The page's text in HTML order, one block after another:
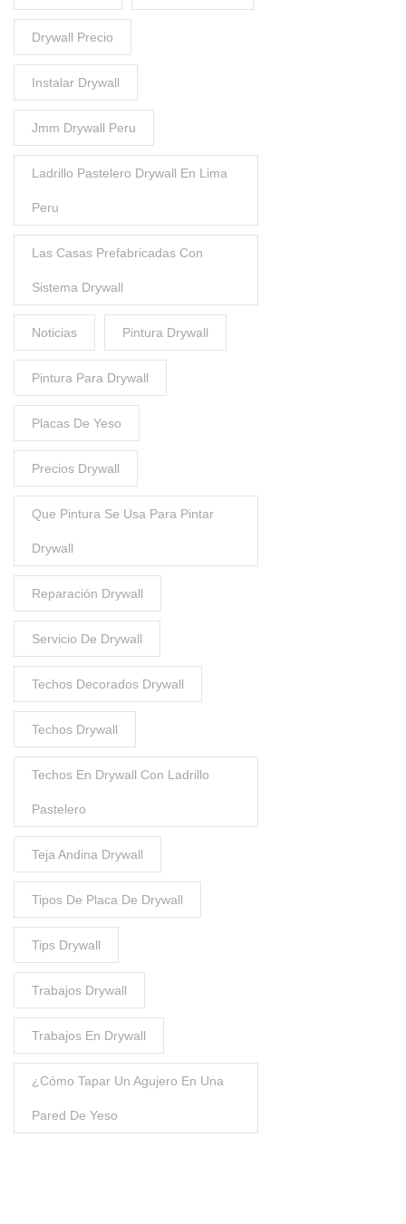
Drywall Precio
Instalar Drywall
Jmm Drywall Peru
Ladrillo Pastelero Drywall En Lima
Peru
Las Casas Prefabricadas Con
Sistema Drywall
Noticias Pintura Drywall
Pintura Para Drywall
Placas De Yeso
Precios Drywall
Que Pintura Se Usa Para Pintar
Drywall
Reparación Drywall
Servicio De Drywall
Techos Decorados Drywall
Techos Drywall
Techos En Drywall Con Ladrillo
Pastelero
Teja Andina Drywall
Tipos De Placa De Drywall
Tips Drywall
Trabajos Drywall
Trabajos En Drywall
¿Cómo Tapar Un Agujero En Una
Pared De Yeso